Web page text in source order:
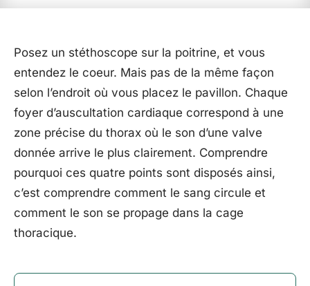
Posez un stéthoscope sur la poitrine, et vous
entendez le coeur. Mais pas de la même façon
selon l’endroit où vous placez le pavillon. Chaque
foyer d’auscultation cardiaque correspond à une
zone précise du thorax où le son d’une valve
donnée arrive le plus clairement. Comprendre
pourquoi ces quatre points sont disposés ainsi,
c’est comprendre comment le sang circule et
comment le son se propage dans la cage
thoracique.